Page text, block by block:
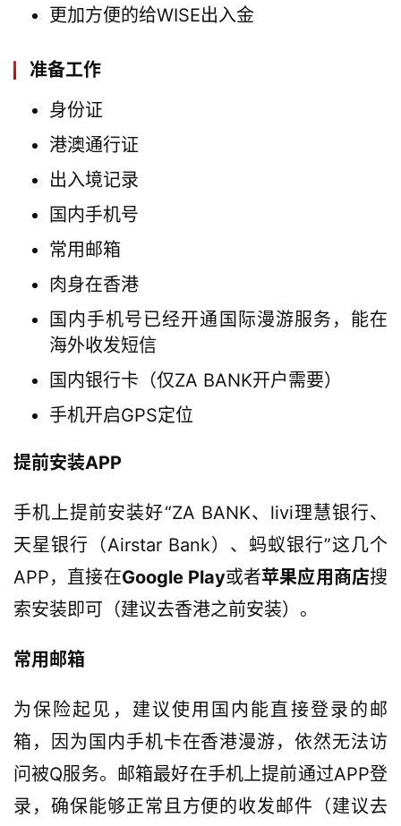
更加方便的给WISE出入金
准备工作
身份证
港澳通行证
出入境记录
国内手机号
常用邮箱
肉身在香港
国内手机号已经开通国际漫游服务，能在
海外收发短信
国内银行卡（仅ZA BANK开户需要）
手机开启GPS定位
提前安装APP
手机上提前安装好“ZA BANK、livi理慧银行、
天星银行（Airstar Bank）、蚂蚁银行”这几个
APP，直接在Google Play或者苹果应用商店搜
索安装即可（建议去香港之前安装）。
常用邮箱
为保险起见，建议使用国内能直接登录的邮
箱，因为国内手机卡在香港漫游，依然无法访
问被Q服务。邮箱最好在手机上提前通过APP登
录，确保能够正常且方便的收发邮件（建议去